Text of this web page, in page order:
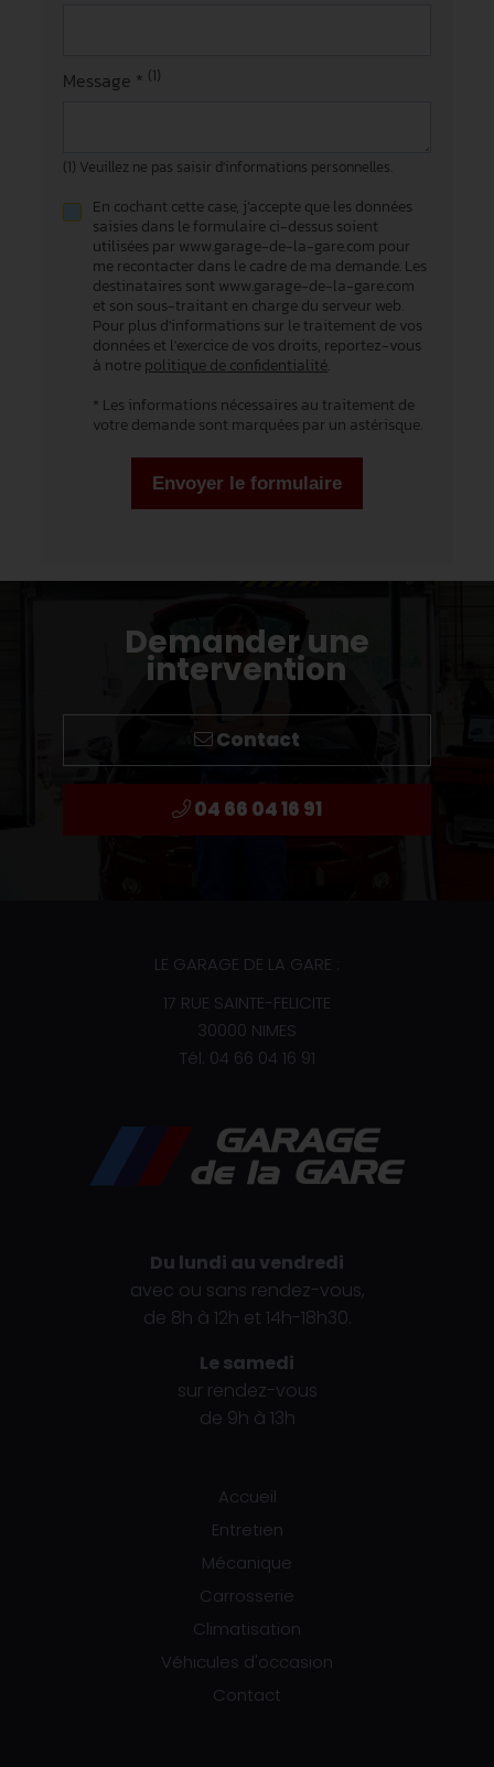
Message * (1)
(1) Veuillez ne pas saisir d'informations personnelles.
En cochant cette case, j’accepte que les données
saisies dans le formulaire ci-dessus soient
utilisées par www.garage-de-la-gare.com pour
me recontacter dans le cadre de ma demande. Les
destinataires sont www.garage-de-la-gare.com
et son sous-traitant en charge du serveur web.
Pour plus d'informations sur le traitement de vos
données et l'exercice de vos droits, reportez-vous
à notrepolitique de confidentialité.
* Les informations nécessaires au traitement de
votre demande sont marquées par un astérisque.
Envoyer le formulaire
Demander une
intervention
Contact
04 66 04 16 91
LE GARAGE DE LA GARE :
17 RUE SAINTE-FELICITE
30000 NIMES
Tél. 04 66 04 16 91
Du lundi au vendredi
avec ou sans rendez-vous,
de 8h à 12h et 14h-18h30.
Le samedi
sur rendez-vous
de 9h à 13h
Accueil
Entretien
Mécanique
Carrosserie
Climatisation
Véhicules d'occasion
Contact